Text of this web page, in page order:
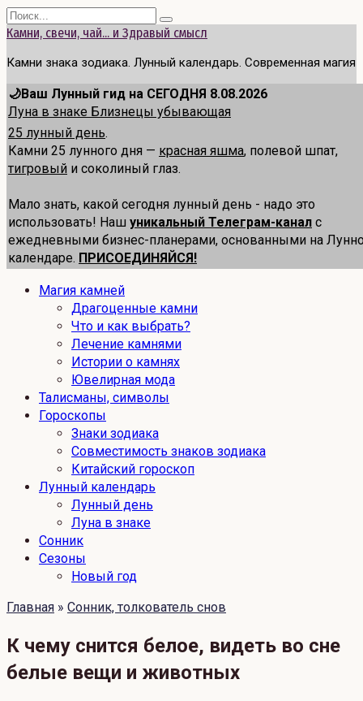
Перейти
к
Search
for:
Камни, свечи, чай... и Здравый смысл
Камни знака зодиака. Лунный календарь. Современная магия
🌙Ваш Лунный гид на СЕГОДНЯ 8.08.2026
Луна в знаке Близнецы убывающая
25 лунный день.
Камни 25 лунного дня — красная яшма, полевой шпат,
тигровый и соколиный глаз.
Мало знать, какой сегодня лунный день - надо это
использовать! Наш уникальный Телеграм-канал с
ежедневными бизнес-планерами, основанными на
календаре. ПРИСОЕДИНЯЙСЯ!
Магия камней
Драгоценные камни
Что и как выбрать?
Лечение камнями
Истории о камнях
Ювелирная мода
Талисманы, символы
Гороскопы
Знаки зодиака
Совместимость знаков зодиака
Китайский гороскоп
Лунный календарь
Лунный день
Луна в знаке
Сонник
Сезоны
Новый год
Главная » Сонник, толкователь снов
К чему снится белое, видеть во сне
белые вещи и животных